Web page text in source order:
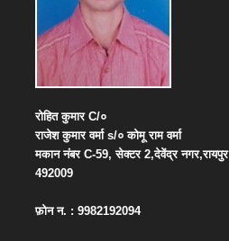
रोहित कुमारC/०
राजेश कुमार वर्माs/० कोमू राम वर्मा
मकान नंबरC-59,सेक्टर2,देवेंद्र नगर,रायपुर
492009
फ़ोन न. : 9982192094